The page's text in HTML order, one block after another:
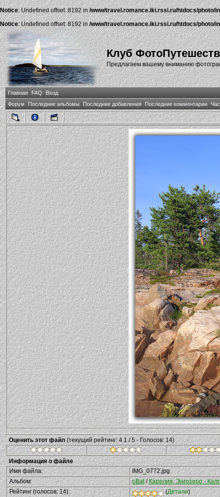
Notice: Undefined offset: 8192 in /www/travel.romance.iki.rssi.ru/htdocs/photo/
Notice: Undefined offset: 8192 in/www/travel.romance.iki.rssi.ru/htdocs/photo/
Клуб
Предлагаем вашему вниманию
Главная FAQ
Вход
Форум
Последние альбомы Последние добавления Последние комментарии
Оценить этот файл(текущий рейтинг: 4.1 / 5 - Голосов: 14)
Информация о файле
Имя файла:
IMG_0772.jpg
Альбом:
oBat/Карелия, Энгозеро -
Рейтинг (голосов: 14):
(Детали)